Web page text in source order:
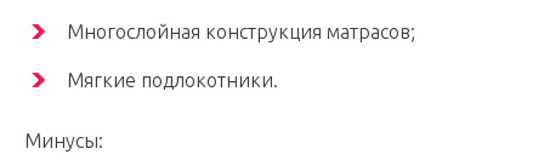
Многослойная конструкция матрасов;
Мягкие подлокотники.
Минусы: